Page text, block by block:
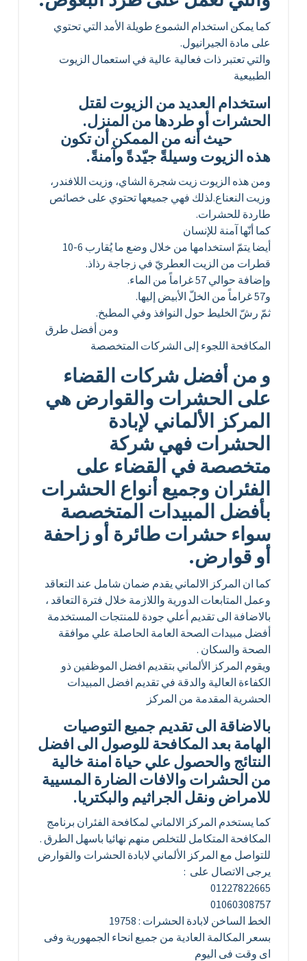
كما يمكن استخدام الشموع طويلة الأمد التي تحتوي
على مادة الجيرانيول.
والتي تعتبر ذات فعالية عالية في استعمال الزيوت
الطبيعية
استخدام العديد من الزيوت لقتل
الحشرات أو طردها من المنزل.
حيث أنه من الممكن أن تكون
هذه الزيوت وسيلةً جيّدةً وآمنةً.
ومن هذه الزيوت زيت شجرة الشاي، وزيت اللافندر،
وزيت النعناع.لذلك فهي جميعها تحتوي على خصائص
طاردة للحشرات.
كما أنّها آمنة للإنسان
أيضا يتمّ استخدامها من خلال وضع ما يُقارب 6-10
قطرات من الزيت العطريّ في زجاجة رذاذ.
وإضافة حوالي 57 غراماً من الماء.
ثمّ رشّ الخليط حول النوافذ وفي المطبخ.
ومن أفضل طرق
المكافحة اللجوء إلى الشركات المتخصصة
و من أفضل شركات القضاء
على الحشرات والقوارض هي
المركز الألماني لإبادة
الحشرات فهي شركة
متخصصة في القضاء على
الفئران وجميع أنواع الحشرات
بأفضل المبيدات المتخصصة
سواء حشرات طائرة أو زاحفة
أو قوارض.
كما ان المركز الالماني يقدم ضمان شامل عند التعاقد
وعمل المتابعات الدورية واللازمة خلال فترة التعاقد ،
بالاضافة الى تقديم أعلي جودة للمنتجات المستخدمة
أفضل مبيدات الصحة العامة الحاصلة علي موافقة
الصحة والسكان .
ويقوم المركز الألماني بتقديم افضل الموظفين ذو
الكفاءة العالية والدقة في تقديم افضل المبيدات
الحشرية المقدمة من المركز
بالاضاقة الى تقديم جميع التوصيات
الهامة بعد المكافحة للوصول الى افضل
النتائج والحصول علي حياة امنة خالية
من الحشرات والافات الضارة المسيية
للامراض ونقل الجراثيم والبكتريا.
كما يستخدم المركز الالماني لمكافحة الفئران برنامج
المكافحة المتكامل للتخلص منهم نهائيا باسهل الطرق .
للتواصل مع المركز الألماني لابادة الحشرات والقوارض
يرجى الاتصال على :
01227822665
01060308757
الخط الساخن لابادة الحشرات : 19758
بسعر المكالمة العادية من جميع انحاء الجمهورية وفى
اى وقت فى اليوم